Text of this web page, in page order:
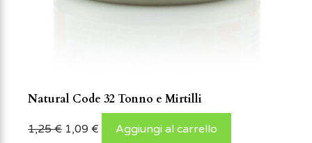
Natural Code 32 Tonno e Mirtilli
1,25€ 1,09 € Aggiungi al carrello